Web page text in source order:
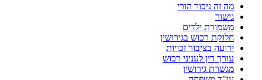
מה זה ניכור הורי
גישור
משמורת ילדים
חלוקת רכוש בגירושין
ידועה בציבור זכויות
עורך דין לעניני רכוש
מגשרת גירושין